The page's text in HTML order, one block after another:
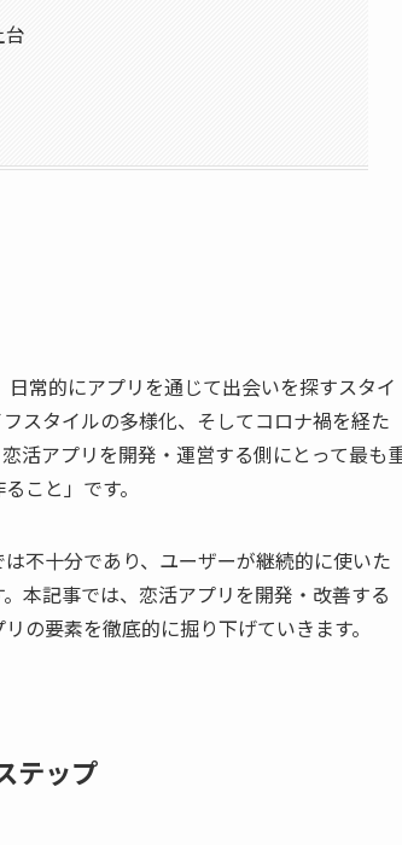
常的にアプリを通じて出会いを探すスタイ
スタイルの多様化、そしてコロナ禍を経た
活アプリを開発・運営する側にとって最も
こと」です。
不十分であり、ユーザーが継続的に使いた
本記事では、恋活アプリを開発・改善する
の要素を徹底的に掘り下げていきます。
テップ